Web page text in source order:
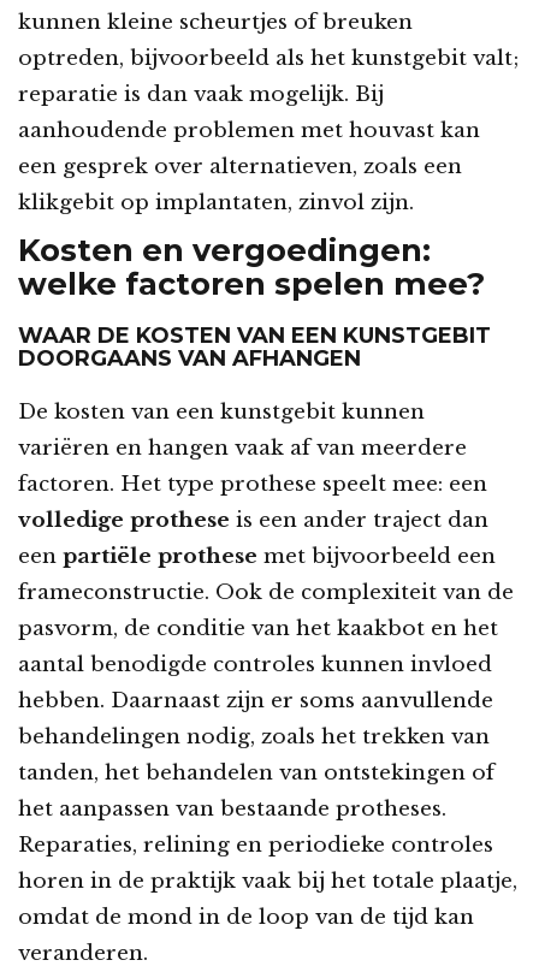
kunnen kleine scheurtjes of breuken
optreden, bijvoorbeeld als het kunstgebit valt;
reparatie is dan vaak mogelijk. Bij
aanhoudende problemen met houvast kan
een gesprek over alternatieven, zoals een
klikgebit op implantaten, zinvol zijn.
Kosten en vergoedingen:
welke factoren spelen mee?
WAAR DE KOSTEN VAN EEN KUNSTGEBIT
DOORGAANS VAN AFHANGEN
De kosten van een kunstgebit kunnen
variëren en hangen vaak af van meerdere
factoren. Het type prothese speelt mee: een
volledige prothese is een ander traject dan
een partiële prothese met bijvoorbeeld een
frameconstructie. Ook de complexiteit van de
pasvorm, de conditie van het kaakbot en het
aantal benodigde controles kunnen invloed
hebben. Daarnaast zijn er soms aanvullende
behandelingen nodig, zoals het trekken van
tanden, het behandelen van ontstekingen of
het aanpassen van bestaande protheses.
Reparaties, relining en periodieke controles
horen in de praktijk vaak bij het totale plaatje,
omdat de mond in de loop van de tijd kan
veranderen.